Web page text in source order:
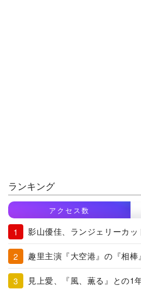
ランキング
アクセス数
影山優佳、ランジェリーカッ
趣里主演『大空港』の『相棒
見上愛、『風、薫る』との1